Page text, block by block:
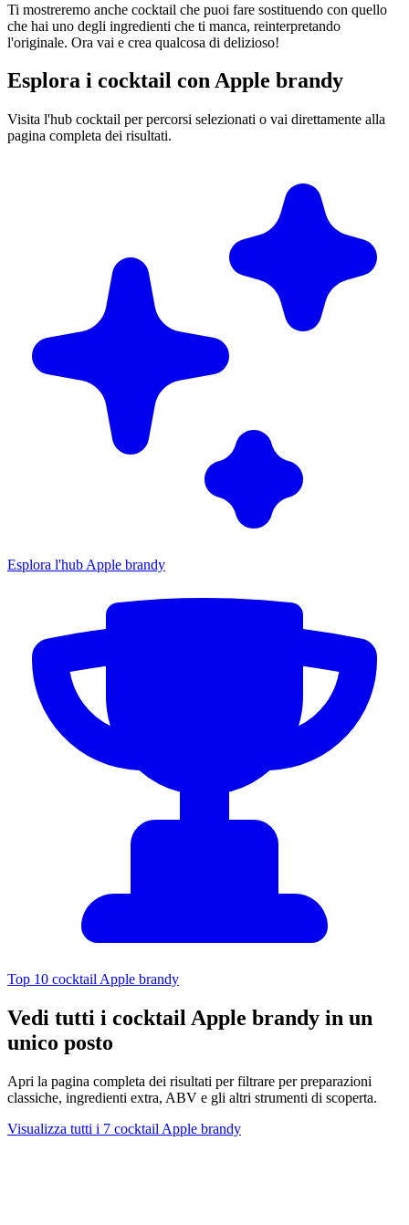
Ti mostreremo anche cocktail che puoi fare sostituendo con quello
che hai uno degli ingredienti che ti manca, reinterpretando
l'originale. Ora vai e crea qualcosa di delizioso!
Esplora i cocktail con Apple brandy
Visita l'hub cocktail per percorsi selezionati o vai direttamente alla
pagina completa dei risultati.
Esplora l'hub Apple brandy
Top 10 cocktail Apple brandy
Vedi tutti i cocktail Apple brandy in un
unico posto
Apri la pagina completa dei risultati per filtrare per preparazioni
classiche, ingredienti extra, ABV e gli altri strumenti di scoperta.
Visualizza tutti i 7 cocktail Apple brandy